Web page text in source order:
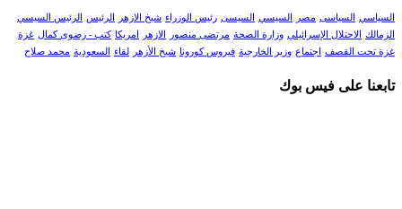
السياسي السياسى مصر السيسي السيسى رئيس الوزراء شيخ الازهر الرئيس الرئيس السيسي
الزمالك الاحتلال الإسرائيلي وزارة الصحة مرتضى منصور الازهر امريكا كتب - رضوى كمال غزة
غزة تحت القصف اجتماع وزير الخارجية فيروس كورونا شيخ الأزهر لقاء السعودية محمد صلاح
تابعنا على فيس بوك